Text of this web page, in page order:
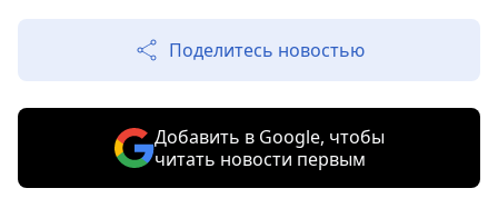
Поделитесь новостью
Добавить в Google, чтобы
читать новости первым